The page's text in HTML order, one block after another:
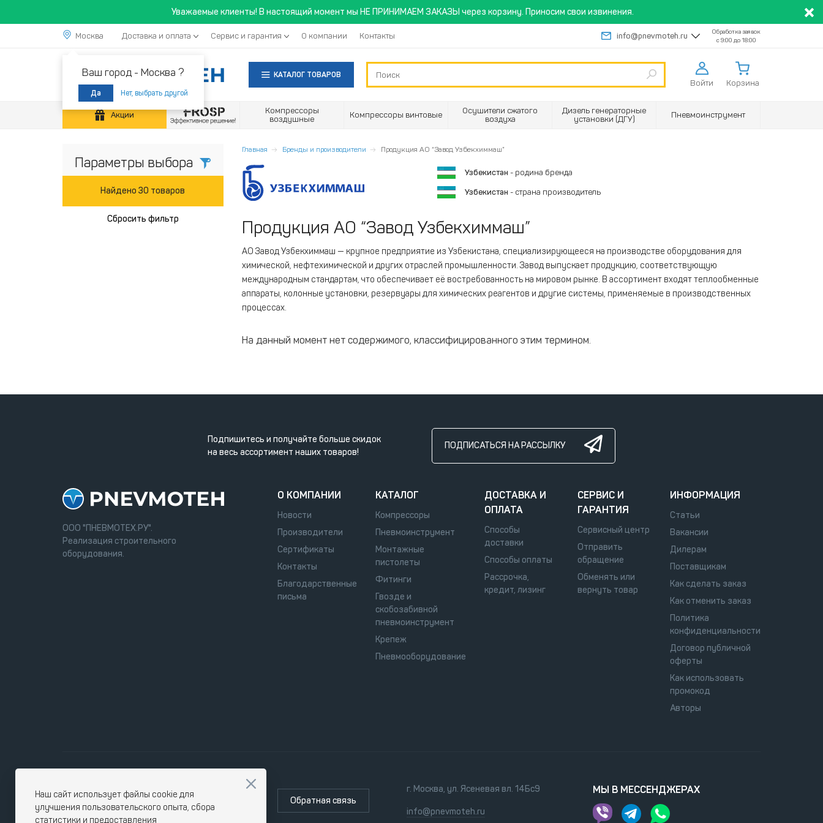
Уважаемые клиенты! В настоящий момент мы НЕ ПРИНИМАЕМ ЗАКАЗЫ через корзину. Приносим свои извинения.
Москва
Ваш город - Москва ?
Да Нет, выбрать другой
Доставка и оплата Сервис и гарантия О компании Контакты info@pnevmoteh.ru
Обработка заявок
с 9:00 до 18:00
КАТАЛОГ ТОВАРОВ
Войти Корзина
Акции
Компрессоры
воздушные
Компрессоры винтовые
Осушители сжатого
воздуха
Дизель генераторные
установки (ДГУ)
Пневмоинструмент
Параметры выбора
Найдено 30 товаров
Сбросить фильтр
Главная Бренды и производители Продукция АО “Завод Узбекхиммаш”
Узбекистан - родина бренда
Узбекистан - страна производитель
Продукция АО “Завод Узбекхиммаш”
АО Завод Узбекхиммаш — крупное предприятие из Узбекистана, специализирующееся на производстве оборудования для
химической, нефтехимической и других отраслей промышленности. Завод выпускает продукцию, соответствующую
международным стандартам, что обеспечивает её востребованность на мировом рынке. В ассортимент входят теплообменные
аппараты, колонные установки, резервуары для химических реагентов и другие системы, применяемые в производственных
процессах.
На данный момент нет содержимого, классифицированного этим термином.
Подпишитесь и получайте больше скидок
на весь ассортимент наших товаров!
ПОДПИСАТЬСЯ НА РАССЫЛКУ
ООО "ПНЕВМОТЕХ.РУ".
Реализация строительного
оборудования.
О КОМПАНИИ
Новости
Производители
Сертификаты
Контакты
Благодарственные
письма
КАТАЛОГ
Компрессоры
Пневмоинструмент
Монтажные
пистолеты
Фитинги
Гвозде и
скобозабивной
пневмоинструмент
Крепеж
Пневмооборудование
ДОСТАВКА И
ОПЛАТА
Способы
доставки
Способы оплаты
Рассрочка,
кредит, лизинг
СЕРВИС И
ГАРАНТИЯ
Сервисный центр
Отправить
обращение
Обменять или
вернуть товар
ИНФОРМАЦИЯ
Статьи
Вакансии
Дилерам
Поставщикам
Как сделать заказ
Как отменить заказ
Политика
конфиденциальности
Договор публичной
оферты
Как использовать
промокод
Авторы
Обратная связь
г. Москва, ул. Ясеневая вл. 14Бс9
info@pnevmoteh.ru
МЫ В МЕССЕНДЖЕРАХ
Наш сайт использует файлы cookie для
улучшения пользовательского опыта, сбора
статистики и предоставления